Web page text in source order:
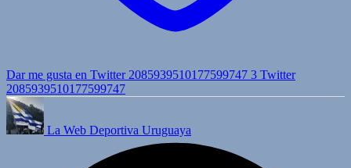
Dar me gusta en Twitter 2085939510177599747 3 Twitter
2085939510177599747
La Web Deportiva Uruguaya